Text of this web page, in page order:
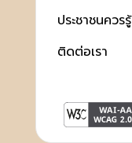
ประชาชนควรรู้
ติดต่อเรา